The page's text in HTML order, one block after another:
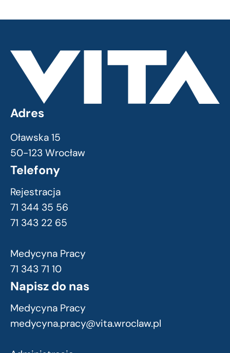
Adres
Oławska 15
50-123 Wrocław
Telefony
Rejestracja
71 344 35 56
71 343 22 65
Medycyna Pracy
71 343 71 10
Napisz do nas
Medycyna Pracy
medycyna.pracy@vita.wroclaw.pl